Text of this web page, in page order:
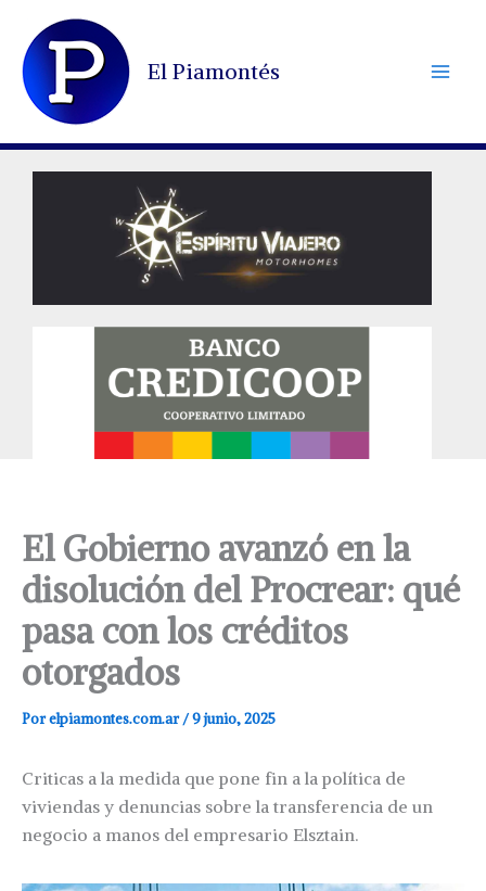
contenido
El Piamontés
El Gobierno avanzó en la
disolución del Procrear: qué
pasa con los créditos
otorgados
Porelpiamontes.com.ar/9 junio, 2025
Criticas a la medida que pone fin a la política de
viviendas y denuncias sobre la transferencia de un
negocio a manos del empresario Elsztain.